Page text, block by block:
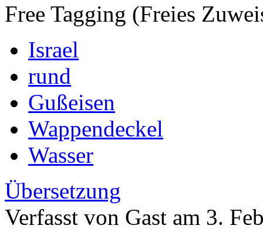
Free Tagging (Freies
Israel
rund
Gußeisen
Wappendeckel
Wasser
Übersetzung
Verfasst von Gast am 3.